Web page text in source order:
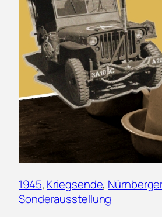
1945, Kriegsende,
Sonderausstellung